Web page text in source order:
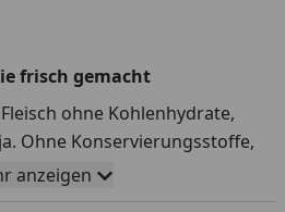
frisch gemacht
ohne Kohlenhydrate,
Ohne Konservierungsstoffe,
Fleischmehle und ohne
zubereitet. So ernähren
anzeigen